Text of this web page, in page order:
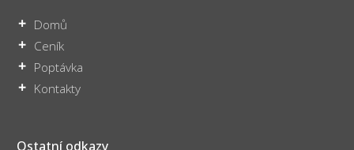
Domů
Ceník
Poptávka
Kontakty
Ostatní odkazy